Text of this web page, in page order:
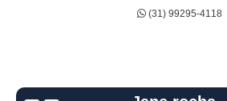
(31) 99295-4118